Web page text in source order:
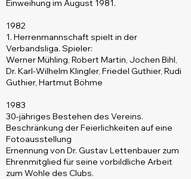
Einweihung im August 1981.
1982
1. Herrenmannschaft spielt in der
Verbandsliga. Spieler:
Werner Mühling, Robert Martin, Jochen Bihl,
Dr. Karl-Wilhelm Klingler, Friedel Guthier, Rudi
Guthier, Hartmut Böhme
1983
30-jähriges Bestehen des Vereins.
Beschränkung der Feierlichkeiten auf eine
Fotoausstellung
Ernennung von Dr. Gustav Lettenbauer zum
Ehrenmitglied für seine vorbildliche Arbeit
zum Wohle des Clubs.